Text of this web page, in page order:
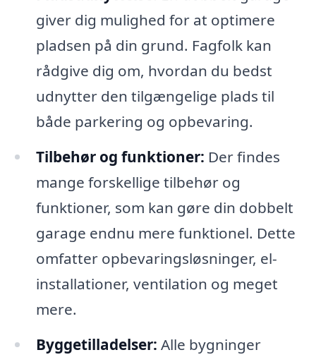
giver dig mulighed for at optimere
pladsen på din grund. Fagfolk kan
rådgive dig om, hvordan du bedst
udnytter den tilgængelige plads til
både parkering og opbevaring.
Tilbehør og funktioner: Der findes
mange forskellige tilbehør og
funktioner, som kan gøre din dobbelt
garage endnu mere funktionel. Dette
omfatter opbevaringsløsninger, el-
installationer, ventilation og meget
mere.
Byggetilladelser: Alle bygninger